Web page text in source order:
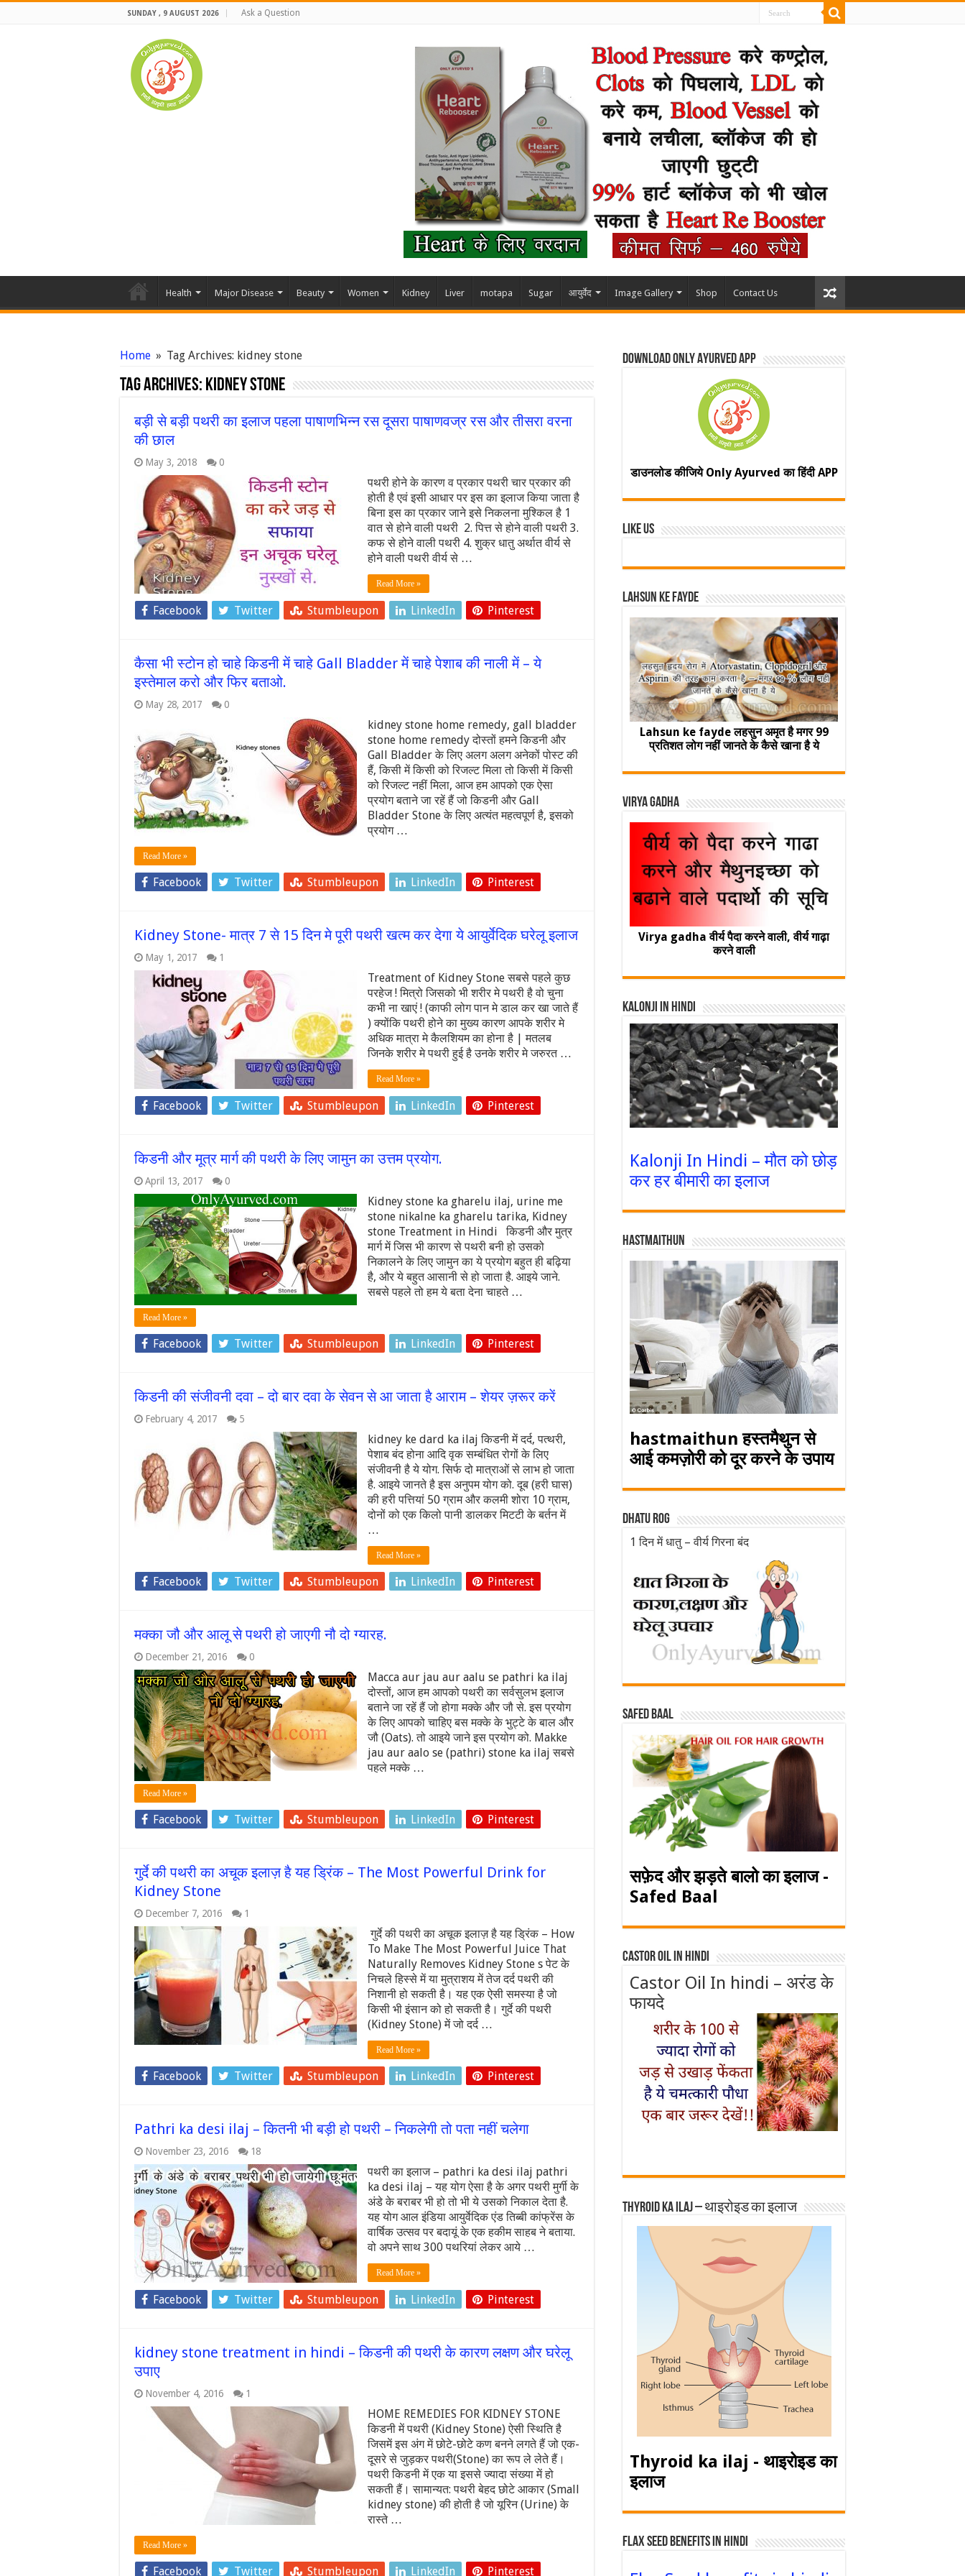
SUNDAY , 9 AUGUST 2026 Ask a Question
Health Major Disease Beauty Women Kidney Liver motapa Sugar आयुर्वेद Image Gallery Shop Contact Us
Home » Tag Archives: kidney stone
Tag Archives: kidney stone
बड़ी से बड़ी पथरी का इलाज पहला पाषाणभिन्न रस दूसरा पाषाणवज्र रस और तीसरा वरना
की छाल
May 3, 2018 0
पथरी होने के कारण व प्रकार पथरी चार प्रकार की
होती है एवं इसी आधार पर इस का इलाज किया जाता है
बिना इस का प्रकार जाने इसे निकलना मुश्किल है 1
वात से होने वाली पथरी 2. पित्त से होने वाली पथरी 3.
कफ से होने वाली पथरी 4. शुक्र धातु अर्थात वीर्य से
होने वाली पथरी वीर्य से …
Read More »
Facebook Twitter Stumbleupon LinkedIn Pinterest
कैसा भी स्टोन हो चाहे किडनी में चाहे Gall Bladder में चाहे पेशाब की नाली में – ये
इस्तेमाल करो और फिर बताओ.
May 28, 2017 0
kidney stone home remedy, gall bladder
stone home remedy दोस्तों हमने किडनी और
Gall Bladder के लिए अलग अलग अनेकों पोस्ट की
हैं, किसी में किसी को रिजल्ट मिला तो किसी में किसी
को रिजल्ट नहीं मिला, आज हम आपको एक ऐसा
प्रयोग बताने जा रहें हैं जो किडनी और Gall
Bladder Stone के लिए अत्यंत महत्वपूर्ण है, इसको
प्रयोग …
Read More »
Facebook Twitter Stumbleupon LinkedIn Pinterest
Kidney Stone- मात्र 7 से 15 दिन मे पूरी पथरी खत्म कर देगा ये आयुर्वेदिक घरेलू इलाज
May 1, 2017 1
Treatment of Kidney Stone सबसे पहले कुछ
परहेज ! मित्रो जिसको भी शरीर मे पथरी है वो चुना
कभी ना खाएं ! (काफी लोग पान मे डाल कर खा जाते हैं
) क्योंकि पथरी होने का मुख्य कारण आपके शरीर मे
अधिक मात्रा मे कैलशियम का होना है | मतलब
जिनके शरीर मे पथरी हुई है उनके शरीर मे जरुरत …
Read More »
Facebook Twitter Stumbleupon LinkedIn Pinterest
किडनी और मूत्र मार्ग की पथरी के लिए जामुन का उत्तम प्रयोग.
April 13, 2017 0
Kidney stone ka gharelu ilaj, urine me
stone nikalne ka gharelu tarika, Kidney
stone Treatment in Hindi किडनी और मुत्र
मार्ग में जिस भी कारण से पथरी बनी हो उसको
निकालने के लिए जामुन का ये प्रयोग बहुत ही बढ़िया
है, और ये बहुत आसानी से हो जाता है. आइये जाने.
सबसे पहले तो हम ये बता देना चाहते …
Read More »
Facebook Twitter Stumbleupon LinkedIn Pinterest
किडनी की संजीवनी दवा – दो बार दवा के सेवन से आ जाता है आराम – शेयर ज़रूर करें
February 4, 2017 5
kidney ke dard ka ilaj किडनी में दर्द, पत्थरी,
पेशाब बंद होना आदि वृक सम्बंधित रोगों के लिए
संजीवनी है ये योग. सिर्फ दो मात्राओं से लाभ हो जाता
है. आइये जानते है इस अनुपम योग को. दूब (हरी घास)
की हरी पत्तियां 50 ग्राम और कलमी शोरा 10 ग्राम,
दोनों को एक किलो पानी डालकर मिटटी के बर्तन में
…
Read More »
Facebook Twitter Stumbleupon LinkedIn Pinterest
मक्का जौ और आलू से पथरी हो जाएगी नौ दो ग्यारह.
December 21, 2016 0
Macca aur jau aur aalu se pathri ka ilaj
दोस्तों, आज हम आपको पथरी का सर्वसुलभ इलाज
बताने जा रहें हैं जो होगा मक्के और जौ से. इस प्रयोग
के लिए आपको चाहिए बस मक्के के भुट्टे के बाल और
जौ (Oats). तो आइये जाने इस प्रयोग को. Makke
jau aur aalo se (pathri) stone ka ilaj सबसे
पहले मक्के …
Read More »
Facebook Twitter Stumbleupon LinkedIn Pinterest
गुर्दे की पथरी का अचूक इलाज़ है यह ड्रिंक – The Most Powerful Drink for
Kidney Stone
December 7, 2016 1
गुर्दे की पथरी का अचूक इलाज़ है यह ड्रिंक – How
To Make The Most Powerful Juice That
Naturally Removes Kidney Stone s पेट के
निचले हिस्से में या मुत्राशय में तेज दर्द पथरी की
निशानी हो सकती है। यह एक ऐसी समस्या है जो
किसी भी इंसान को हो सकती है। गुर्दे की पथरी
(Kidney Stone) में जो दर्द …
Read More »
Facebook Twitter Stumbleupon LinkedIn Pinterest
Pathri ka desi ilaj – कितनी भी बड़ी हो पथरी – निकलेगी तो पता नहीं चलेगा
November 23, 2016 18
पथरी का इलाज – pathri ka desi ilaj pathri
ka desi ilaj – यह योग ऐसा है के अगर पथरी मुर्गी के
अंडे के बराबर भी हो तो भी ये उसको निकाल देता है.
यह योग आल इंडिया आयुर्वेदिक एंड तिब्बी कांफ्रेंस के
वार्षिक उत्सव पर बदायूं के एक हकीम साहब ने बताया.
वो अपने साथ 300 पथरियां लेकर आये …
Read More »
Facebook Twitter Stumbleupon LinkedIn Pinterest
kidney stone treatment in hindi – किडनी की पथरी के कारण लक्षण और घरेलू
उपाए
November 4, 2016 1
HOME REMEDIES FOR KIDNEY STONE
किडनी में पथरी (Kidney Stone) ऐसी स्थिति है
जिसमें इस अंग में छोटे-छोटे कण बनने लगते हैं जो एक-
दूसरे से जुड़कर पथरी(Stone) का रूप ले लेते हैं।
पथरी किडनी में एक या इससे ज्यादा संख्या में हो
सकती हैं। सामान्यत: पथरी बेहद छोटे आकार (Small
kidney stone) की होती है जो यूरिन (Urine) के
रास्ते …
Read More »
Facebook Twitter Stumbleupon LinkedIn Pinterest
Download Only Ayurved App
डाउनलोड कीजिये Only Ayurved का हिंदी APP
Like Us
Lahsun ke fayde
Lahsun ke fayde लहसुन अमृत है मगर 99
प्रतिशत लोग नहीं जानते के कैसे खाना है ये
Virya Gadha
Virya gadha वीर्य पैदा करने वाली, वीर्य गाढ़ा
करने वाली
Kalonji In Hindi
Kalonji In Hindi – मौत को छोड़
कर हर बीमारी का इलाज
Hastmaithun
hastmaithun हस्तमैथुन से
आई कमज़ोरी को दूर करने के उपाय
Dhatu rog
1 दिन में धातु – वीर्य गिरना बंद
Safed baal
सफ़ेद और झड़ते बालो का इलाज -
Safed Baal
Castor Oil In Hindi
Castor Oil In hindi – अरंड के
फायदे
Thyroid ka ilaj – थाइरोइड का इलाज
Thyroid ka ilaj - थाइरोइड का
इलाज
Flax Seed Benefits in hindi